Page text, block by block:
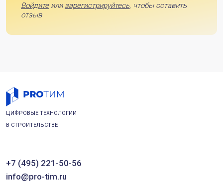
Войдитеили зарегистрируйтесь, чтобы оставить
отзыв
ЦИФРОВЫЕ ТЕХНОЛОГИИ
В СТРОИТЕЛЬСТВЕ
+7 (495) 221-50-56
info@pro-tim.ru